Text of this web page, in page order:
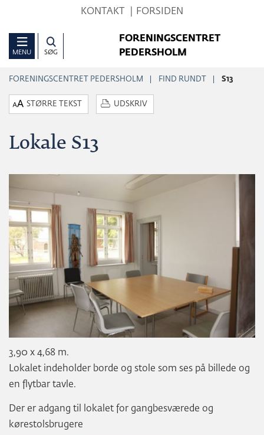
Hop
sidens
indhold
KONTAKT FORSIDEN
MENU SØG
FORENINGSCENTRET
PEDERSHOLM
FORENINGSCENTRET PEDERSHOLM FIND RUNDT S13
STØRRE TEKST UDSKRIV
Lokale S13
3,90 x 4,68 m.
Lokalet indeholder borde og stole som ses på billede og
en flytbar tavle.
Der er adgang til lokalet for gangbesværede og
kørestolsbrugere